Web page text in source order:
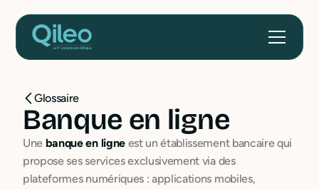
Glossaire
Banque en ligne
Une banque en ligneest un établissement bancaire qui
propose ses services exclusivement via des
plateformes numériques : applications mobiles,